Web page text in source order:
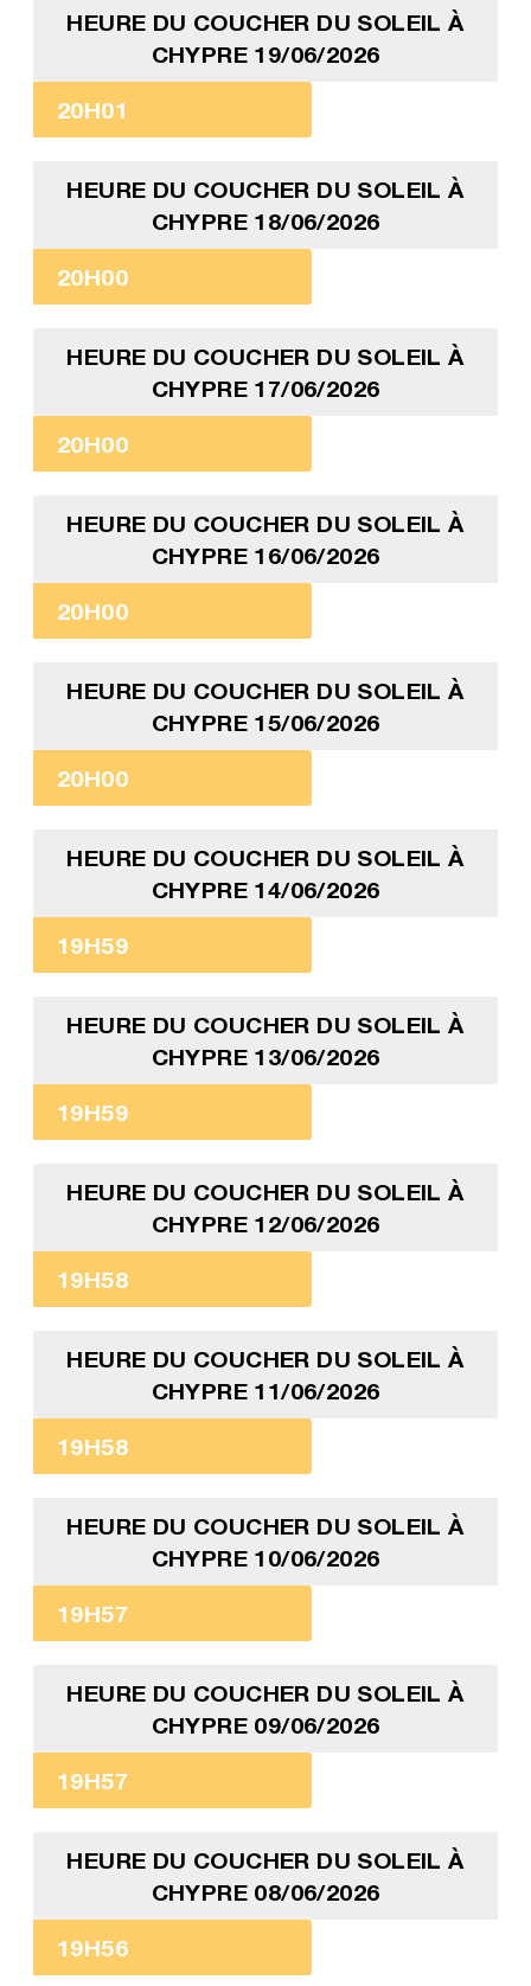
HEURE DU COUCHER DU SOLEIL À
CHYPRE 19/06/2026
20H01
HEURE DU COUCHER DU SOLEIL À
CHYPRE 18/06/2026
20H00
HEURE DU COUCHER DU SOLEIL À
CHYPRE 17/06/2026
20H00
HEURE DU COUCHER DU SOLEIL À
CHYPRE 16/06/2026
20H00
HEURE DU COUCHER DU SOLEIL À
CHYPRE 15/06/2026
20H00
HEURE DU COUCHER DU SOLEIL À
CHYPRE 14/06/2026
19H59
HEURE DU COUCHER DU SOLEIL À
CHYPRE 13/06/2026
19H59
HEURE DU COUCHER DU SOLEIL À
CHYPRE 12/06/2026
19H58
HEURE DU COUCHER DU SOLEIL À
CHYPRE 11/06/2026
19H58
HEURE DU COUCHER DU SOLEIL À
CHYPRE 10/06/2026
19H57
HEURE DU COUCHER DU SOLEIL À
CHYPRE 09/06/2026
19H57
HEURE DU COUCHER DU SOLEIL À
CHYPRE 08/06/2026
19H56